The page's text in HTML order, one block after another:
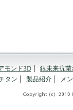
モンド3D
銀未来抗菌
タン 製品紹介 メ